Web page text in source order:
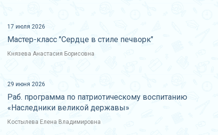
17 июля 2026
Мастер-класс "Сердце в стиле печворк"
Князева Анастасия Борисовна
29 июня 2026
Раб. программа по патриотическому воспитанию
«Наследники великой державы»
Костылева Елена Владимировна